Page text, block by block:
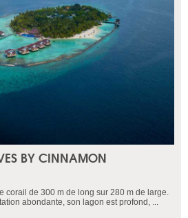
BY CINNAMON
corail de 300 m de long sur 280 m de large.
abondante, son lagon est profond, ...